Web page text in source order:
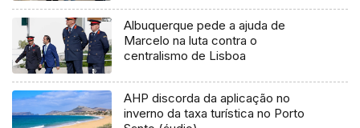
Albuquerque pede a ajuda de
Marcelo na luta contra o
centralismo de Lisboa
AHP discorda da aplicação no
inverno da taxa turística no Porto